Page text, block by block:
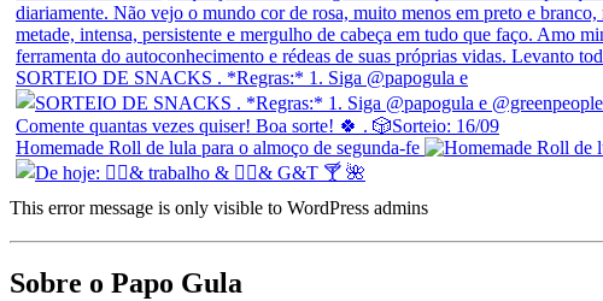
SORTEIO DE SNACKS . *Regras:* 1. Siga @papogula e
Homemade Roll de lula para o almoço de segunda-fe
This error message is only visible to WordPress admins
Sobre o Papo Gula